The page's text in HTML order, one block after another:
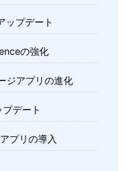
ップデート
の強化
ジアプリの進化
デート
プリの導入